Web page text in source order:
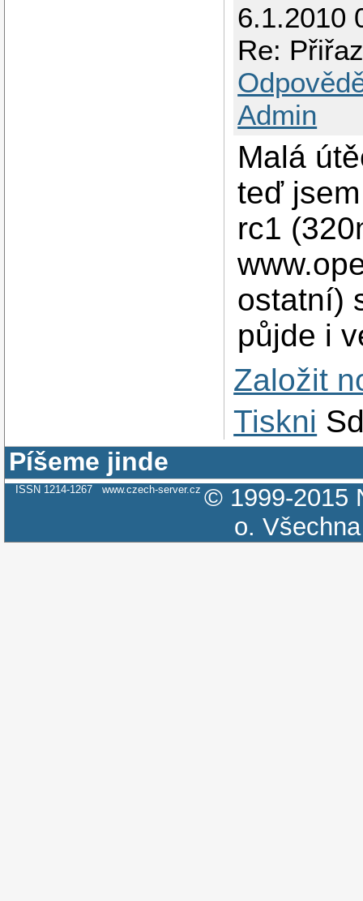
6.1.2010
Re:
Admin
Malá
teď
rc1
ostatní)
půjde i
Založit
Tiskni
Píšeme jinde
ISSN 1214-1267 www.czech-server.cz © 1999-2015
o.